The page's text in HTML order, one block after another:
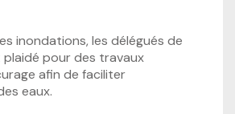
inondations, les délégués de
pour des travaux
afin de faciliter
eaux.